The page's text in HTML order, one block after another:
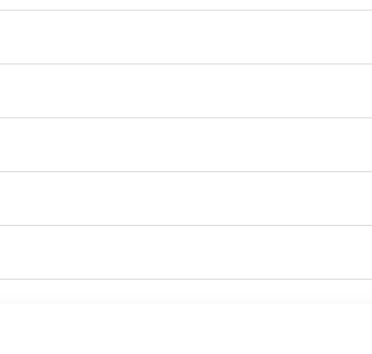
và quyến rũ
tao của cam Bergamot và tinh dầu cam
với sự ngọt ngào, mềm mại của hoa huệ Ấn
Vani Madagascar hòa quyện cùng gỗ tuyết